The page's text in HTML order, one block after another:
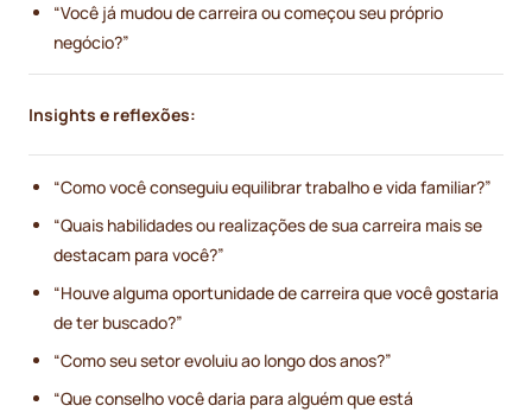
“Você já mudou de carreira ou começou seu próprio
negócio?”
Insights e reflexões:
“Como você conseguiu equilibrar trabalho e vida familiar?”
“Quais habilidades ou realizações de sua carreira mais se
destacam para você?”
“Houve alguma oportunidade de carreira que você gostaria
de ter buscado?”
“Como seu setor evoluiu ao longo dos anos?”
“Que conselho você daria para alguém que está